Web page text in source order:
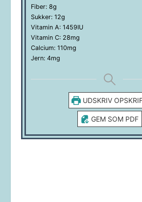
Fiber: 8g
Sukker: 12g
Vitamin A: 1459IU
Vitamin C: 28mg
Calcium: 110mg
Jern: 4mg
UDSKRIV
GEM SOM PDF